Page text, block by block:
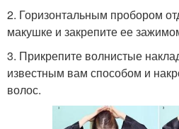
2. Горизонтальным пробором
макушке и закрепите ее
3. Прикрепите волнистые
известным вам способом и
волос.